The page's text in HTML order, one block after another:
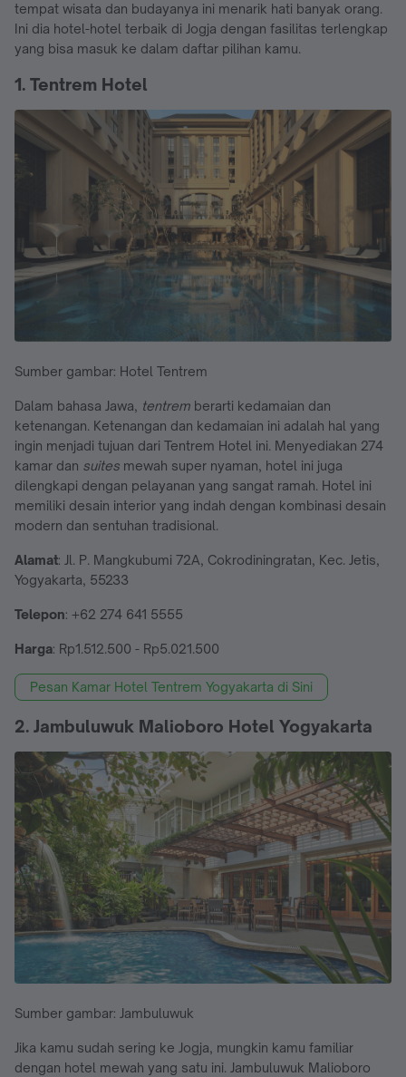
tempat wisata dan budayanya ini menarik hati banyak orang.
Ini dia hotel-hotel terbaik di Jogja dengan fasilitas terlengkap
yang bisa masuk ke dalam daftar pilihan kamu.
1. Tentrem Hotel
Sumber gambar: Hotel Tentrem
Dalam bahasa Jawa, tentrem berarti kedamaian dan
ketenangan. Ketenangan dan kedamaian ini adalah hal yang
ingin menjadi tujuan dari Tentrem Hotel ini. Menyediakan 274
kamar dan suites mewah super nyaman, hotel ini juga
dilengkapi dengan pelayanan yang sangat ramah. Hotel ini
memiliki desain interior yang indah dengan kombinasi desain
modern dan sentuhan tradisional.
Alamat: Jl. P. Mangkubumi 72A, Cokrodiningratan, Kec. Jetis,
Yogyakarta, 55233
Telepon: +62 274 641 5555
Harga: Rp1.512.500 - Rp5.021.500
Pesan Kamar Hotel Tentrem Yogyakarta di Sini
2. Jambuluwuk Malioboro Hotel Yogyakarta
Sumber gambar: Jambuluwuk
Jika kamu sudah sering ke Jogja, mungkin kamu familiar
dengan hotel mewah yang satu ini. Jambuluwuk Malioboro